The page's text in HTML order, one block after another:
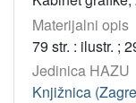
Materijalni opis
79 str. : ilustr. ;
Jedinica HAZU
Knjižnica